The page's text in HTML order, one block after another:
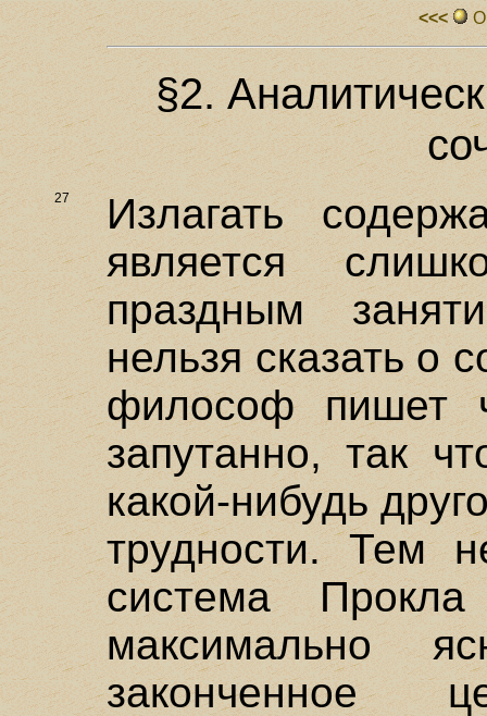
<<<
§2.
27
Излагать
является
праздным
нельзя сказать о
философ пишет
запутанно, так
какой-нибудь
трудности. Тем
система
максимально
законченное